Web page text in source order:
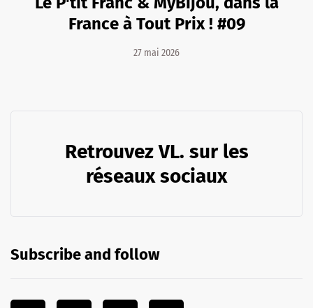
France à Tout Prix ! #09
27 mai 2026
Retrouvez VL. sur les
réseaux sociaux
Subscribe and follow